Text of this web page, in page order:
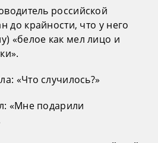
российской
до крайности, что у него
«белое как мел лицо и
«Что случилось?»
«Мне подарили